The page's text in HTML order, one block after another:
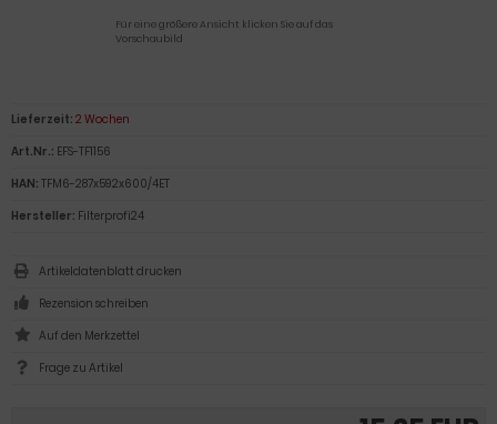
Für eine größere Ansicht klicken Sie auf das
Vorschaubild
Lieferzeit: 2 Wochen
Art.Nr.: EFS-TF1156
HAN: TFM6-287x592x600/4ET
Hersteller: Filterprofi24
Artikeldatenblatt drucken
Rezension schreiben
Frage zu Artikel